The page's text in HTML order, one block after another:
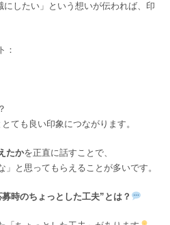
したい」という想いが伝われば、印
：
ても良い印象につながります。
たかを正直に話すことで、
」と思ってもらえることが多いです。
時のちょっとした工夫”とは？